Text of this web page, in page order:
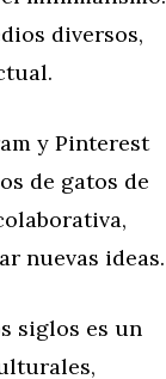
diversos,
y Pinterest
de gatos de
nuevas ideas.
siglos es un